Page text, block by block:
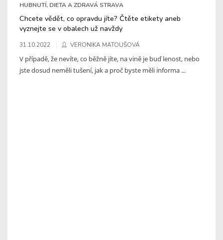
HUBNUTÍ, DIETA A ZDRAVÁ STRAVA
Chcete vědět, co opravdu jíte? Čtěte etikety aneb
vyznejte se v obalech už navždy
31.10.2022 VERONIKA MATOUŠOVÁ
V případě, že nevíte, co běžně jíte, na vině je buď lenost, nebo
jste dosud neměli tušení, jak a proč byste měli informa ...